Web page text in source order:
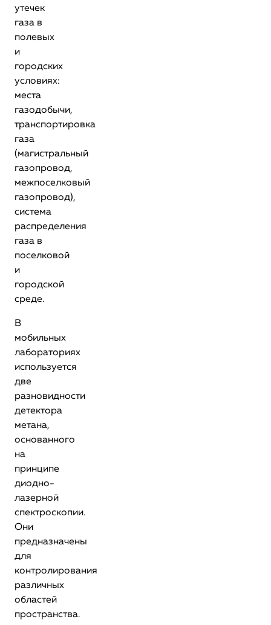
утечек
газа в
полевых
и
городских
условиях:
места
газодобычи,
транспортировка
газа
(магистральный
газопровод,
межпоселковый
газопровод),
система
распределения
газа в
поселковой
и
городской
среде.
В
мобильных
лабораториях
используется
две
разновидности
детектора
метана,
основанного
на
принципе
диодно-
лазерной
спектроскопии.
Они
предназначены
для
контролирования
различных
областей
пространства.